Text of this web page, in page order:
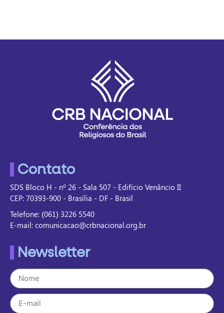
Contato
SDS Bloco H - nº 26 - Sala 507 - Edifício Venâncio II
CEP: 70393-900 - Brasília - DF - Brasil
Telefone: (061) 3226 5540
E-mail: comunicacao@crbnacional.org.br
Newsletter